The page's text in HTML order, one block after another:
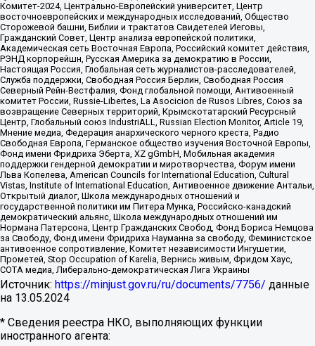
Комитет-2024, Центрально-Европейский университет, Центр
восточноевропейских и международных исследований, Общество
Сторожевой башни, Библии и трактатов Свидетелей Иеговы,
Гражданский Совет, Центр анализа европейской политики,
Академическая сеть Восточная Европа, Российский комитет действия,
РЭНД корпорейшн, Русская Америка за демократию в России,
Настоящая Россия, Глобальная сеть журналистов-расследователей,
Служба поддержки, Свободная Россия Берлин, Свободная Россия
Северный Рейн-Вестфалия, Фонд глобальной помощи, Антивоенный
комитет России, Russie-Libertes, La Asocicion de Rusos Libres, Союз за
возвращение Северных территорий, Крымскотатарский Ресурсный
Центр, Глобальный союз IndustriALL, Russian Election Monitor, Article 19,
Мнение медиа, Федерация анархического черного креста, Радио
Свободная Европа, Германское общество изучения Восточной Европы,
Фонд имени Фридриха Эберта, XZ gGmbH, Мобильная академия
поддержки гендерной демократии и миротворчества, Форум имени
Льва Копелева, American Councils for International Education, Cultural
Vistas, Institute of International Education, Антивоенное движение Антальи,
Открытый диалог, Школа международных отношений и
государственной политики им Питера Мунка, Российско-канадский
демократический альянс, Школа международных отношений им
Нормана Патерсона, Центр Гражданских Свобод, Фонд Бориса Немцова
за Свободу, Фонд имени Фридриха Науманна за свободу, Феминистское
антивоенное сопротивление, Комитет независимости Ингушетии,
Прометей, Stop Occupation of Karelia, Вернись живым, Фридом Хаус,
СОТА медиа, Либерально-демократическая Лига Украины
Источник: https://minjust.gov.ru/ru/documents/7756/ данные
на 13.05.2024
* Сведения реестра НКО, выполняющих функции
иностранного агента: